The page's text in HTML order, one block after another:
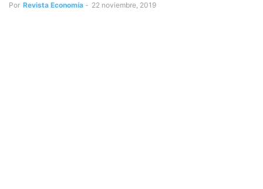
Por Revista Economía - 22 noviembre, 2019